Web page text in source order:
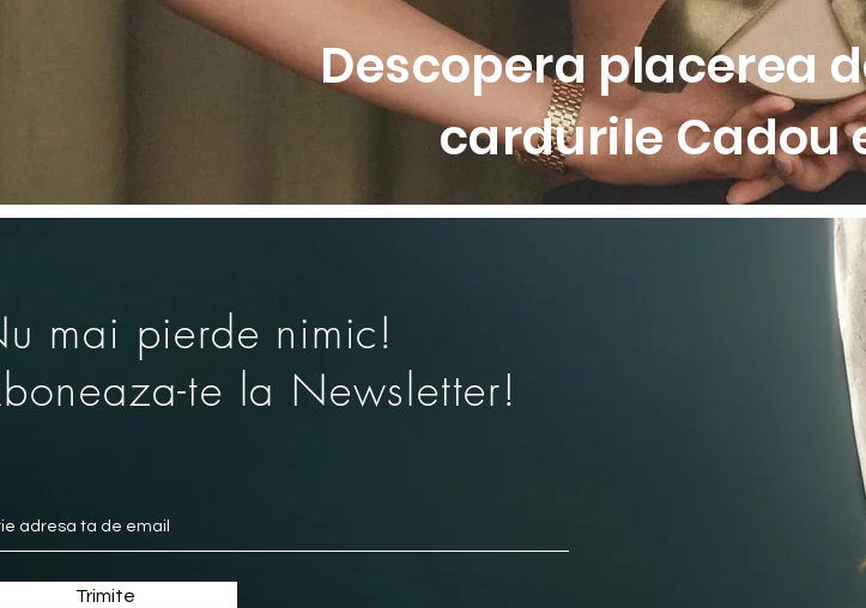
Descopera placerea
cardurile Cadou
mai pierde nimic!
te la Newsletter!
Trimite